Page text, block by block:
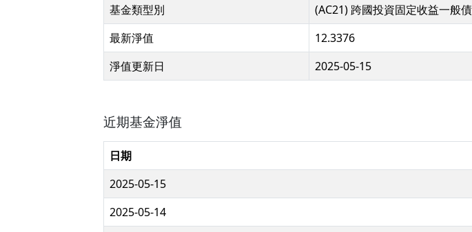
基金類型別
(AC21) 跨國投資固定收益一般
最新淨值
12.3376
淨值更新日
2025-05-15
近期基金淨值
日期
2025-05-15
2025-05-14